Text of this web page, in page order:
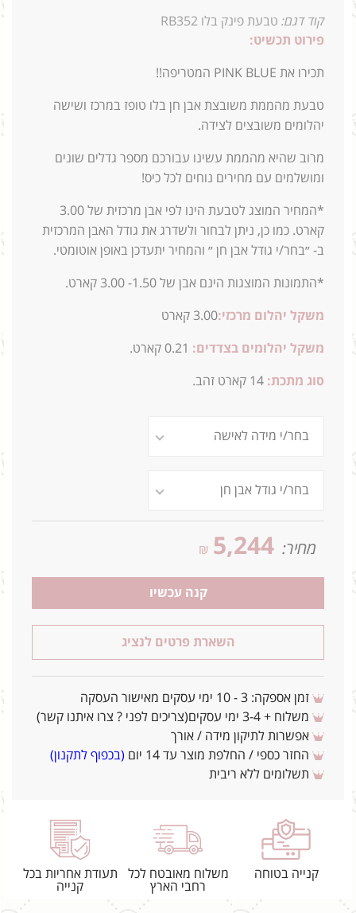
קוד דגם: טבעת פינק בלו RB352
פירוט תכשיט:
תכירו את PINK BLUE המטריפה!!
טבעת מהממת משובצת אבן חן בלו טופז במרכז ושישה
יהלומים משובצים לצידה.
מרוב שהיא מהממת עשינו עבורכם מספר גדלים שונים
ומושלמים עם מחירים נוחים לכל כיס!
*המחיר המוצג לטבעת הינו לפי אבן מרכזית של 3.00
קארט. כמו כן, ניתן לבחור ולשדרג את גודל האבן המרכזית
ב- ״בחר/י גודל אבן חן ״ והמחיר יתעדכן באופן אוטומטי.
*התמונות המוצגות הינם אבן של 1.50- 3.00 קארט.
משקל יהלום מרכזי:3.00 קארט
משקל יהלומים בצדדים: 0.21 קארט.
סוג מתכת: 14 קארט זהב.
מחיר: 5,244
₪
קנה עכשיו
השארת פרטים לנציג
זמן אספקה: 3 - 10 ימי עסקים מאישור העסקה
משלוח + 3-4 ימי עסקים(צריכים לפני ? צרו איתנו קשר)
אפשרות לתיקון מידה / אורך
החזר כספי / החלפת מוצר עד 14 יום
(בכפוף לתקנון)
תשלומים ללא ריבית
קנייה בטוחה
משלוח מאובטח לכל
רחבי הארץ
תעודת אחריות בכל
קנייה